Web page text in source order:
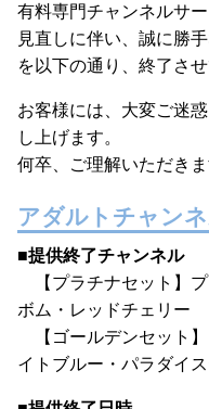
有料専門チャンネルサ
見直しに伴い、誠に勝
を以下の通り、終了さ
お客様には、大変ご迷
し上げます。
何卒、ご理解いただき
アダルトチャン
■提供終了チャンネル
【プラチナセット】
ボム・レッドチェリー
【ゴールデンセット
イトブルー・パラダイ